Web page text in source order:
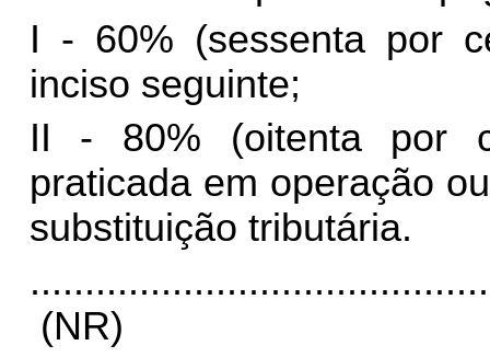
I - 60% (sessenta por
inciso seguinte;
II - 80% (oitenta por
praticada em operação
substituição tributária.
(NR)